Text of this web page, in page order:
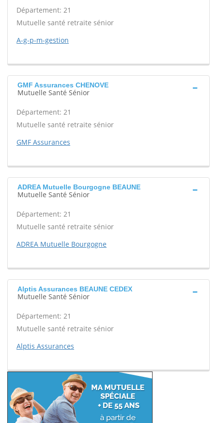
Département: 21
Mutuelle santé retraite sénior
A-g-p-m-gestion
GMF Assurances CHENOVE
Mutuelle Santé Sénior
Département: 21
Mutuelle santé retraite sénior
GMF Assurances
ADREA Mutuelle Bourgogne BEAUNE
Mutuelle Santé Sénior
Département: 21
Mutuelle santé retraite sénior
ADREA Mutuelle Bourgogne
Alptis Assurances BEAUNE CEDEX
Mutuelle Santé Sénior
Département: 21
Mutuelle santé retraite sénior
Alptis Assurances